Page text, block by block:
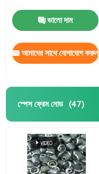
ভালো দাম
আমাদের সাথে যোগাযোগ করুন
স্পেস ফ্রেম নোড (47)